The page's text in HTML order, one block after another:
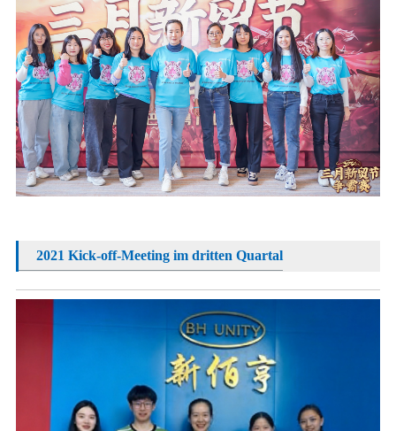
2021 Kick-off-Meeting im dritten Quartal